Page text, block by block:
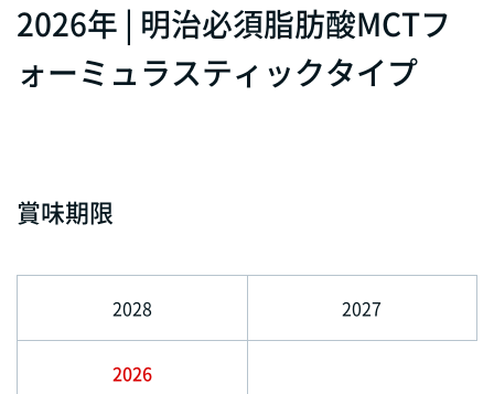
2026年 | 明治必須脂肪酸MCTフ
ォーミュラスティックタイプ
賞味期限
2028 2027
2026